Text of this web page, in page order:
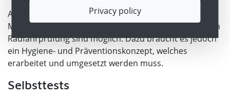
Auch praktische Übungen zur Verkehrs- und
Mobilitätserziehung sowie die Ablegung der freiwilligen
Radfahrprüfung sind möglich. Dazu braucht es jedoch
ein Hygiene- und Präventionskonzept, welches
erarbeitet und umgesetzt werden muss.
Selbsttests
Privacy policy